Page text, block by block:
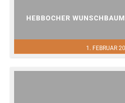
1. FEBRUAR
HEBBOCHER